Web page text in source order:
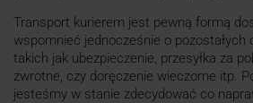
Transport kurierem jest pewną formą
wspomnieć jednocześnie o pozostałych
takich jak ubezpieczenie, przesyłka za
zwrotne, czy doręczenie wieczorne itp.
jesteśmy w stanie zdecydować co